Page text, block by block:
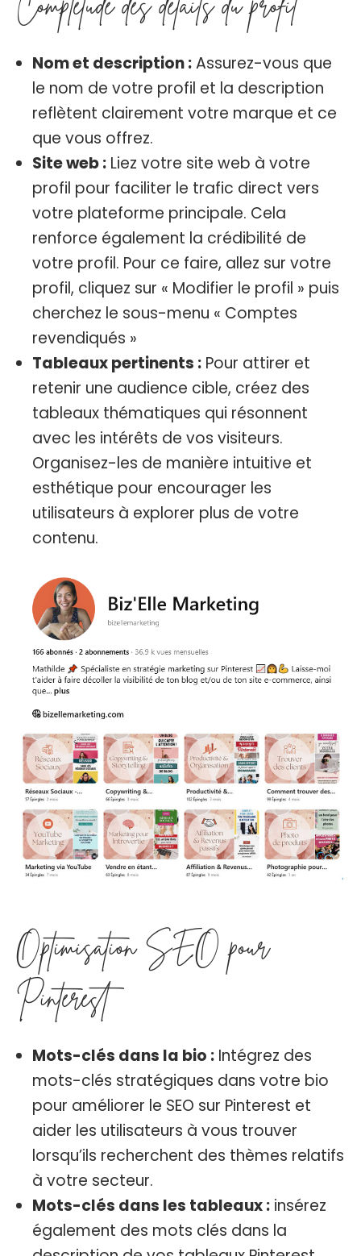
Nom et description :Assurez-vous que
le nom de votre profil et la description
reflètent clairement votre marque et ce
que vous offrez.
Site web : Liez votre site web à votre
profil pour faciliter le trafic direct vers
votre plateforme principale. Cela
renforce également la crédibilité de
votre profil. Pour ce faire, allez sur votre
profil, cliquez sur « Modifier le profil » puis
cherchez le sous-menu « Comptes
revendiqués »
Tableaux pertinents : Pour attirer et
retenir une audience cible, créez des
tableaux thématiques qui résonnent
avec les intérêts de vos visiteurs.
Organisez-les de manière intuitive et
esthétique pour encourager les
utilisateurs à explorer plus de votre
contenu.
Optimisation SEO pour
Pinterest
Mots-clés dans la bio : Intégrez des
mots-clés stratégiques dans votre bio
pour améliorer le SEO sur Pinterest et
aider les utilisateurs à vous trouver
lorsqu’ils recherchent des thèmes relatifs
à votre secteur.
Mots-clés dans les tableaux : insérez
également des mots clés dans la